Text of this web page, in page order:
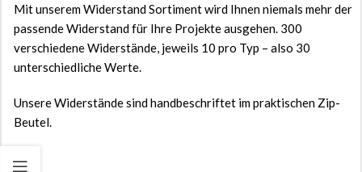
Mit unserem Widerstand Sortiment wird Ihnen niemals mehr der
passende Widerstand für Ihre Projekte ausgehen. 300
verschiedene Widerstände, jeweils 10 pro Typ – also 30
unterschiedliche Werte.
Unsere Widerstände sind handbeschriftet im praktischen Zip-
Beutel.